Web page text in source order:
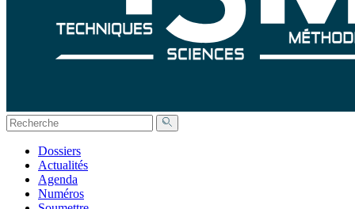
Dossiers
Actualités
Agenda
Numéros